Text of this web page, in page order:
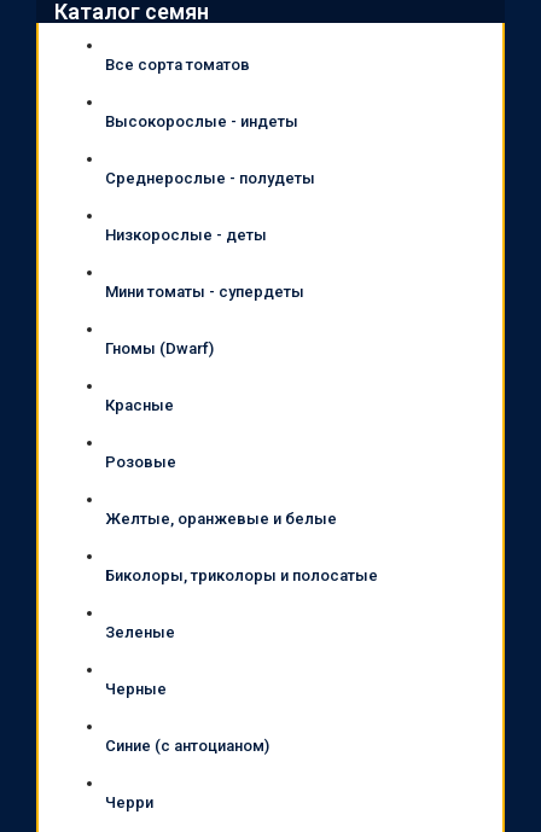
Каталог семян
Все сорта томатов
Высокорослые - индеты
Среднерослые - полудеты
Низкорослые - деты
Мини томаты - супердеты
Гномы (Dwarf)
Красные
Розовые
Желтые, оранжевые и белые
Биколоры, триколоры и полосатые
Зеленые
Черные
Синие (с антоцианом)
Черри